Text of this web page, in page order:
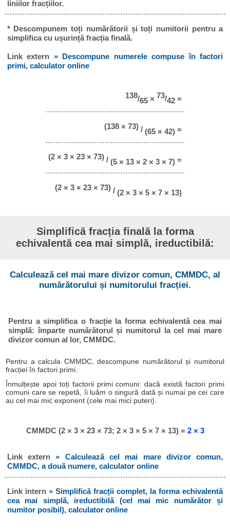
liniilor fracțiilor.
* Descompunem toți numărătorii și toți numitorii pentru a
simplifica cu ușurință fracția finală.
Link extern » Descompune numerele compuse în factori
primi, calculator online
138/65 × 73/42 =
(138 × 73) / (65 × 42) =
(2 × 3 × 23 × 73) / (5 × 13 × 2 × 3 × 7) =
(2 × 3 × 23 × 73) / (2 × 3 × 5 × 7 × 13)
Simplifică fracția finală la forma
echivalentă cea mai simplă, ireductibilă:
Calculează cel mai mare divizor comun, CMMDC, al
numărătorului și numitorului fracției.
Pentru a simplifica o fracție la forma echivalentă cea mai
simplă: împarte numărătorul și numitorul la cel mai mare
divizor comun al lor, CMMDC.
Pentru a calcula CMMDC, descompune numărătorul și numitorul
fracției în factori primi.
Înmulțește apoi toți factorii primi comuni: dacă există factori primi
comuni care se repetă, îi luăm o singură dată și numai pe cei care
au cel mai mic exponent (cele mai mici puteri).
CMMDC (2 × 3 × 23 × 73; 2 × 3 × 5 × 7 × 13) = 2 × 3
Link extern» Calculează cel mai mare divizor comun,
CMMDC, a două numere, calculator online
Link intern » Simplifică fracții complet, la forma echivalentă
cea mai simplă, ireductibilă (cel mai mic numărător și
numitor posibil), calculator online